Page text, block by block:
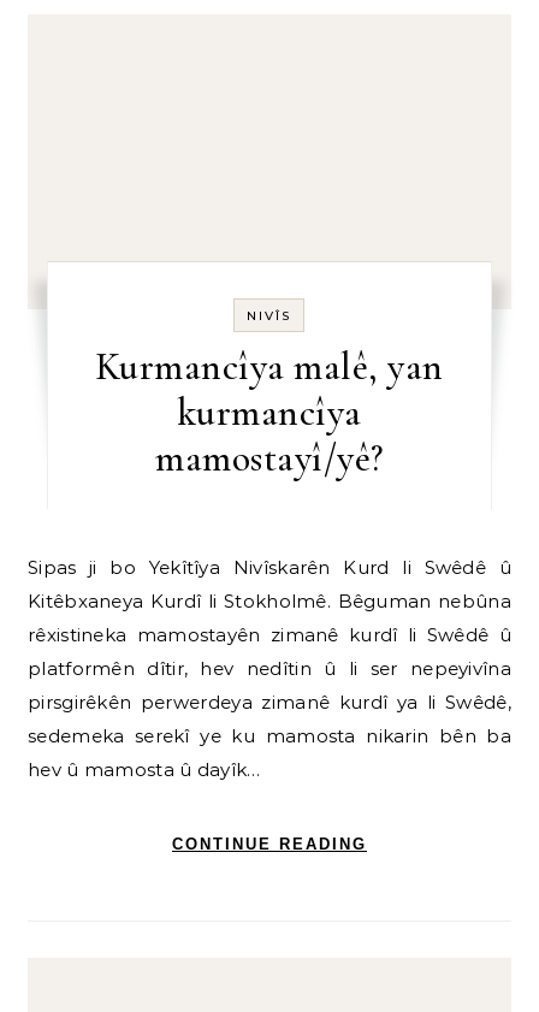
NIVÎS
Kurmancîya malê, yan
kurmancîya
mamostayî/yê?
Sipas ji bo Yekîtîya Nivîskarên Kurd li Swêdê û
Kitêbxaneya Kurdî li Stokholmê. Bêguman nebûna
rêxistineka mamostayên zimanê kurdî li Swêdê û
platformên dîtir, hev nedîtin û li ser nepeyivîna
pirsgirêkên perwerdeya zimanê kurdî ya li Swêdê,
sedemeka serekî ye ku mamosta nikarin bên ba
hev û mamosta û dayîk…
CONTINUE READING